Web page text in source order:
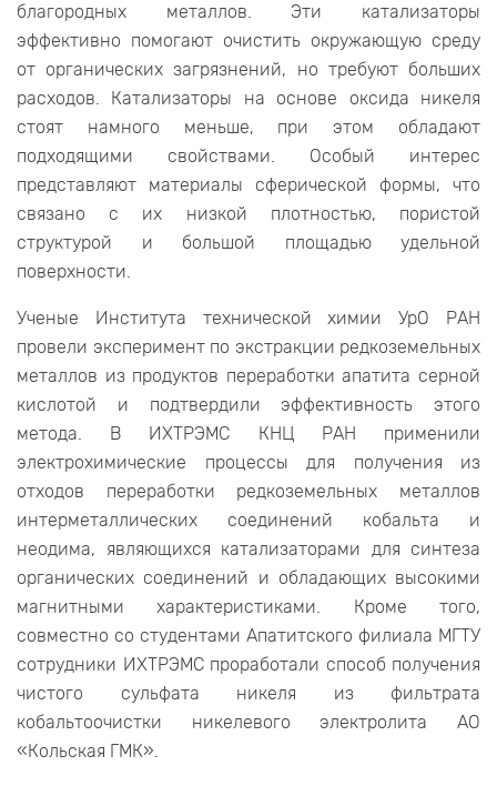
благородных металлов. Эти катализаторы
эффективно помогают очистить окружающую среду
от органических загрязнений, но требуют больших
расходов. Катализаторы на основе оксида никеля
стоят намного меньше, при этом обладают
подходящими свойствами. Особый интерес
представляют материалы сферической формы, что
связано с их низкой плотностью, пористой
структурой и большой площадью удельной
поверхности.
Ученые Института технической химии УрО РАН
провели эксперимент по экстракции редкоземельных
металлов из продуктов переработки апатита серной
кислотой и подтвердили эффективность этого
метода. В ИХТРЭМС КНЦ РАН применили
электрохимические процессы для получения из
отходов переработки редкоземельных металлов
интерметаллических соединений кобальта и
неодима, являющихся катализаторами для синтеза
органических соединений и обладающих высокими
магнитными характеристиками. Кроме того,
совместно со студентами Апатитского филиала МГТУ
сотрудники ИХТРЭМС проработали способ получения
чистого сульфата никеля из фильтрата
кобальтоочистки никелевого электролита АО
«Кольская ГМК».